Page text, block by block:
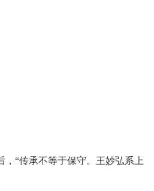
“传承不等于保守。王妙弘系上